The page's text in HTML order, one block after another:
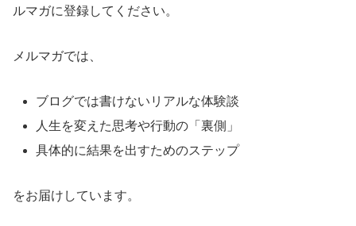
ルマガに登録してください。
メルマガでは、
ブログでは書けないリアルな体験談
人生を変えた思考や行動の「裏側」
具体的に結果を出すためのステップ
をお届けしています。